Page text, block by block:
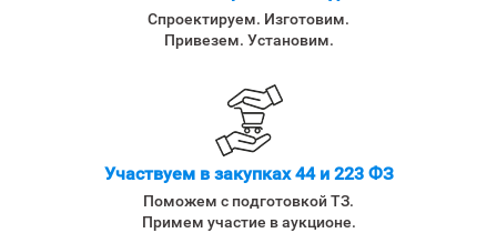
Спроектируем. Изготовим.
Привезем. Установим.
Участвуем в закупках 44 и 223 ФЗ
Поможем с подготовкой ТЗ.
Примем участие в аукционе.